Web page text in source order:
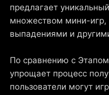
предлагает
множеством мини-игр,
выпадениями и
По сравнению с Этапом
упрощает процесс
пользователи могут